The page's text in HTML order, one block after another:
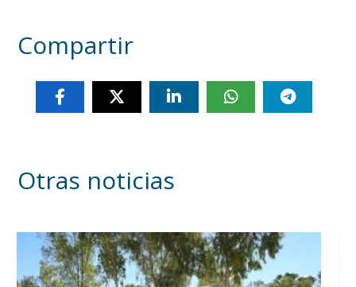
Compartir
Otras noticias